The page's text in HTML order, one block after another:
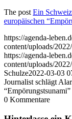
The post Ein
europäischen
https://agenda-
content/uploads/
https://agenda-
content/uploads/
Schulze2022-03-03
Journalist schlägt
“Empörungstsunami”
0 Kommentare